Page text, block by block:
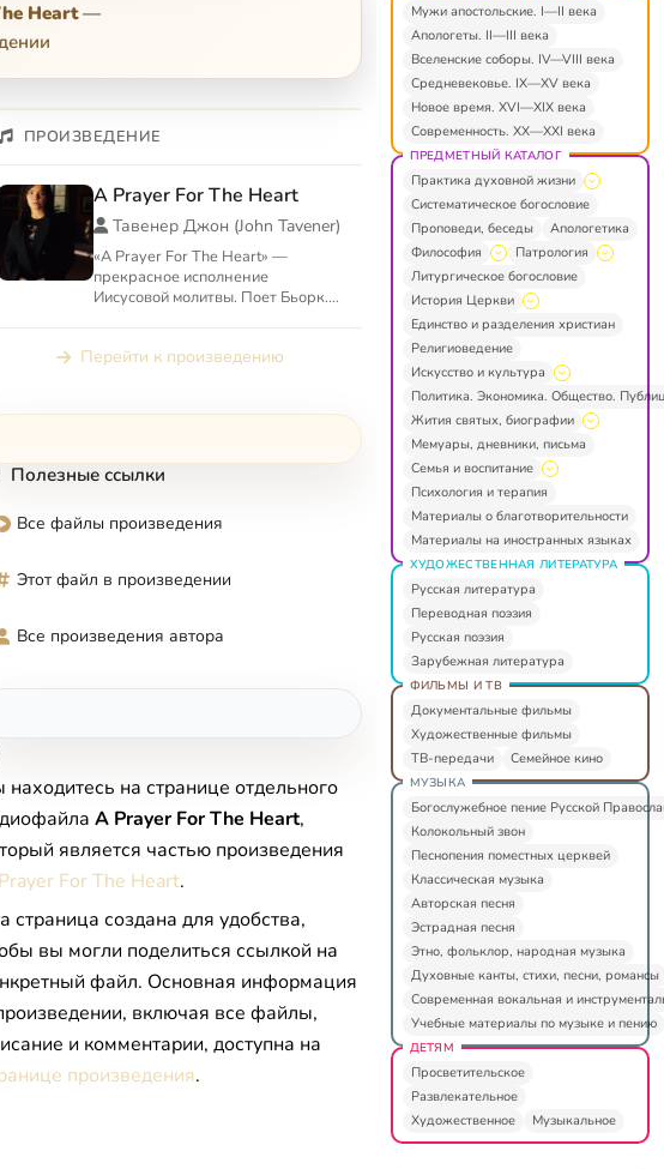
Heart—
ПРОИЗВЕДЕНИЕ
A Prayer For The Heart
Тавенер Джон (John Tavener)
«A Prayer For The Heart» —
прекрасное исполнение
Иисусовой молитвы. Поет Бьорк.
композиторов, ...
Перейти к произведению
Полезные ссылки
Все файлы произведения
Этот файл в произведении
Все произведения автора
находитесь на странице отдельного
A Prayer For The Heart,
является частью произведения
For The Heart.
страница создана для удобства,
вы могли поделиться ссылкой на
файл. Основная информация
включая все файлы,
и комментарии, доступна на
произведения.
Мужи апостольские. I—II века
Апологеты. II—III века
Вселенские соборы. IV—VIII века
Средневековье. IX—XV века
Новое время. XVI—XIX века
Современность. XX—XXI века
ПРЕДМЕТНЫЙ КАТАЛОГ
Практика духовной жизни
Систематическое богословие
Проповеди, беседы
Апологетика
Философия
Патрология
Литургическое богословие
История Церкви
Единство и разделения христиан
Религиоведение
Искусство и культура
Политика. Экономика. Общество.
Жития святых, биографии
Мемуары, дневники, письма
Семья и воспитание
Психология и терапия
Материалы о благотворительности
Материалы на иностранных языках
ХУДОЖЕСТВЕННАЯ ЛИТЕРАТУРА
Русская литература
Переводная поэзия
Русская поэзия
Зарубежная литература
ФИЛЬМЫ И ТВ
Документальные фильмы
Художественные фильмы
ТВ-передачи
Семейное кино
МУЗЫКА
Богослужебное пение Русской
Колокольный звон
Песнопения поместных церквей
Классическая музыка
Авторская песня
Эстрадная песня
Этно, фольклор, народная музыка
Духовные канты, стихи, песни, романсы
Современная вокальная и
Учебные материалы по музыке и пению
ДЕТЯМ
Просветительское
Развлекательное
Художественное
Музыкальное